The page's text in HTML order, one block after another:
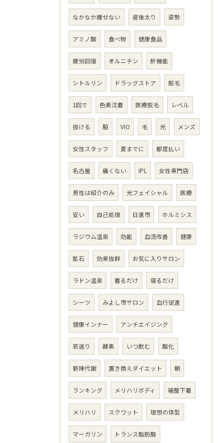
なかなか痩せない 産後太り 姿勢
アミノ酸 食べ物 健康食品
疲労回復 オルニチン 肝機能
シトルリン ドラッグストア 脱毛
1回で 色素沈着 医療脱毛 レベル
抜ける 脇 VIO 毛 光 メンズ
女性スタッフ 夏までに 都度払い
名古屋 痛くない IPL 女性専門店
男性は紹介のみ 光フェイシャル 医療
安い 自己処理 日進市 ホルミシス
ラジウム温泉 効能 血流改善 健康
鉱石 効果抜群 お気に入りサロン
ラドン温泉 着るだけ 寝るだけ
シーツ みよし市サロン 血行促進
健康インナー アンチエイジング
若返り 酵素 いつ飲む 酸化
新陳代謝 置き換えダイエット 朝
ランキング メリハリボディ 補整下着
メリハリ スクワット 理想の体型
マーガリン トランス脂肪酸